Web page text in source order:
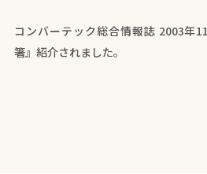
コンバーテック総合情報誌 2003年
箸』紹介されました。